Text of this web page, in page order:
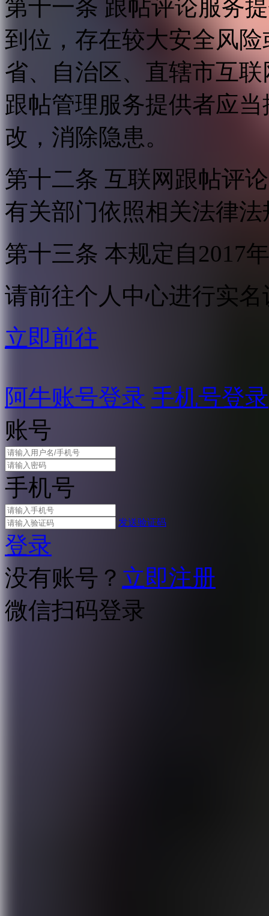
第十一条 跟帖评论服务
到位，存在较大安全风
省、自治区、直辖市互
跟帖管理服务提供者应
改，消除隐患。
第十二条 互联网跟帖评
有关部门依照相关法律
第十三条 本规定自2017
请前往个人中心进行实名
立即前往
阿牛账号登录 手机号登录
账号
手机号
发送验证码
登录
没有账号？ 立即注册
微信扫码登录